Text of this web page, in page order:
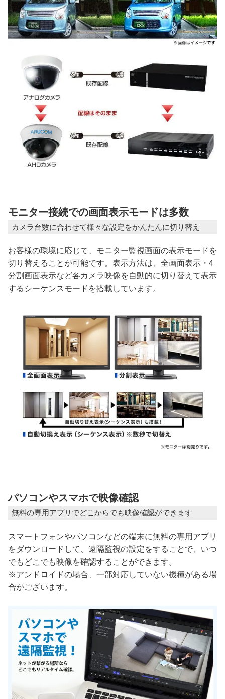
モニター接続での画面表示モードは多数
カメラ台数に合わせて様々な設定をかんたんに切り替え
お客様の環境に応じて、モニター監視画面の表示モードを
切り替えることが可能です。表示方法は、全画面表示・4
分割画面表示など各カメラ映像を自動的に切り替えて表示
するシーケンスモードを搭載しています。
パソコンやスマホで映像確認
無料の専用アプリでどこからでも映像確認ができます
スマートフォンやパソコンなどの端末に無料の専用アプリ
をダウンロードして、遠隔監視の設定をすることで、いつ
でもどこでも映像を確認することができます。
※アンドロイドの場合、一部対応していない機種がある場
合がございます。